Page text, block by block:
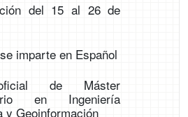
del 15 al 26 de
imparte en Español
de Máster
en Ingeniería
y Geoinformación